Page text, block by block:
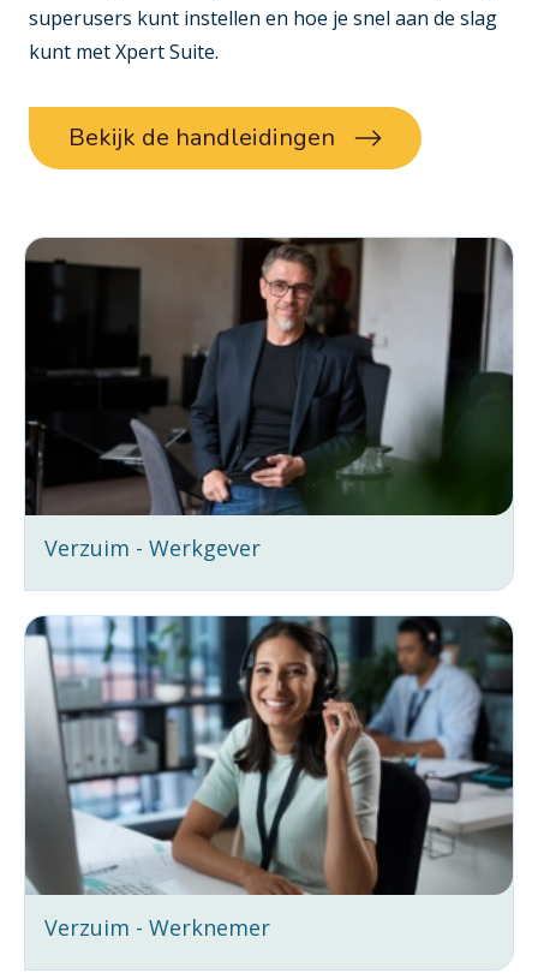
superusers kunt instellen en hoe je snel aan de slag
kunt met Xpert Suite.
Bekijk de handleidingen
Verzuim - Werkgever
Verzuim - Werknemer